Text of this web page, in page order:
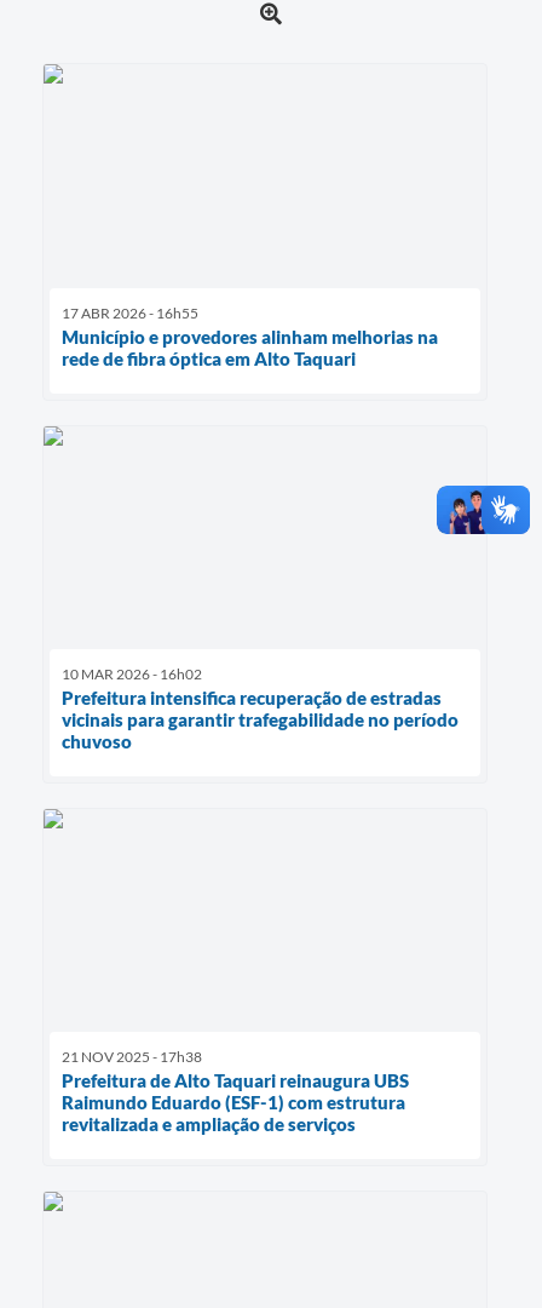
17 ABR 2026 - 16h55
Município e provedores alinham melhorias na
rede de fibra óptica em Alto Taquari
10 MAR 2026 - 16h02
Prefeitura intensifica recuperação de estradas
vicinais para garantir trafegabilidade no período
chuvoso
21 NOV 2025 - 17h38
Prefeitura de Alto Taquari reinaugura UBS
Raimundo Eduardo (ESF-1) com estrutura
revitalizada e ampliação de serviços